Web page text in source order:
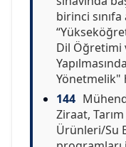
birinci
Dil Öğretimi
Yönetmelik"
144
Ziraat,
Ürünleri/Su